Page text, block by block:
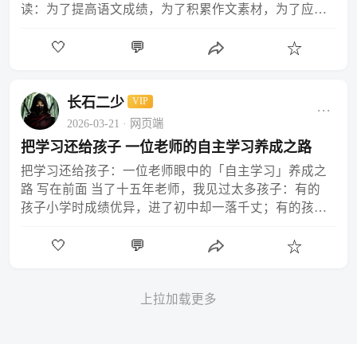
读：为了提高语文成绩，为了积累作文素材，为了应付
书，记…
🤍 💬 ☆
长石二少 VIP
2026-03-21 · 网页端
···
把学习还给孩子 一位老师的自主学习养成之路
把学习还给孩子：一位老师眼中的「自主学习」养成之
路 写在前面 当了十五年老师，我见过太多孩子：有的
孩子小学时成绩优异，进了初中却一落千丈；有的孩子
什么。…
🤍 💬 ☆
上拉加载更多